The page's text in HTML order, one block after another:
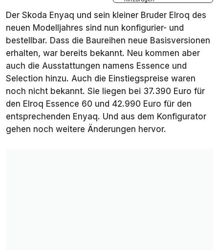
Der Skoda Enyaq und sein kleiner Bruder Elroq des
neuen Modelljahres sind nun konfigurier- und
bestellbar. Dass die Baureihen neue Basisversionen
erhalten, war bereits bekannt. Neu kommen aber
auch die Ausstattungen namens Essence und
Selection hinzu. Auch die Einstiegspreise waren
noch nicht bekannt. Sie liegen bei 37.390 Euro für
den Elroq Essence 60 und 42.990 Euro für den
entsprechenden Enyaq. Und aus dem Konfigurator
gehen noch weitere Änderungen hervor.